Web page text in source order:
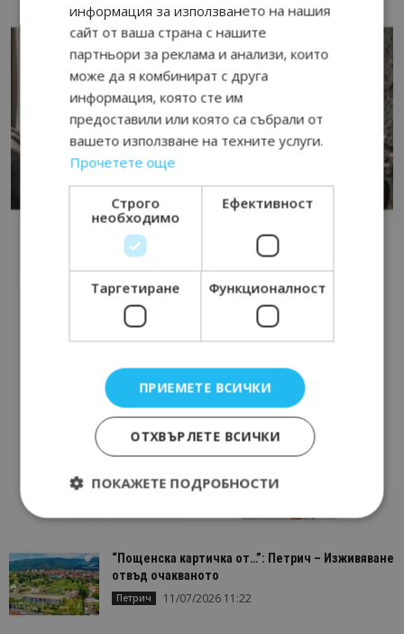
“Пощенска картичка от…”: Петрич – Изживяване
отвъд очакваното
Петрич 11/07/2026 11:22
информация за използването на нашия
сайт от ваша страна с нашите
партньори за реклама и анализи, които
може да я комбинират с друга
информация, която сте им
предоставили или която са събрали от
вашето използване на техните услуги.
Прочетете още
Строго
необходимо
Ефективност
Таргетиране Функционалност
ПРИЕМЕТЕ ВСИЧКИ
ОТХВЪРЛЕТЕ ВСИЧКИ
ПОКАЖЕТЕ ПОДРОБНОСТИ
Строго необходимо
Ефективност
Таргетиране
Функционалност
Строго необходимите бисквитки позволяват